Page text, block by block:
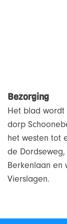
Bezorging
Het blad wordt
dorp
het westen tot
de
Berkenlaan en
Vierslagen.